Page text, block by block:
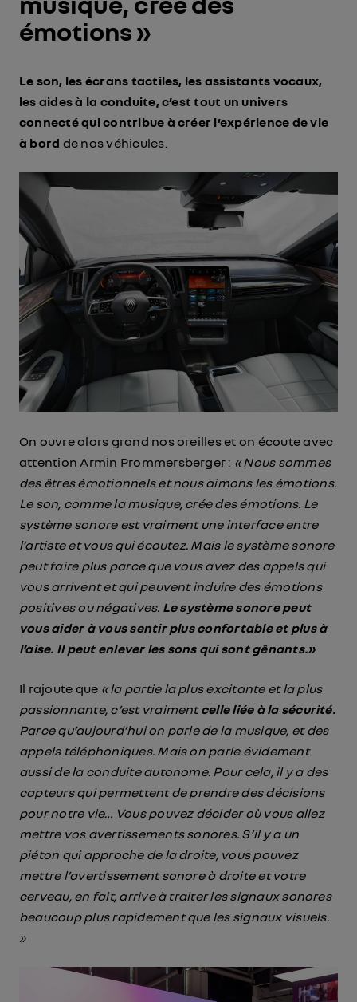
émotions »
Le son, les écrans tactiles, les assistants vocaux,
les aides à la conduite, c’est tout un univers
connecté qui contribue à créer l’expérience de vie
à bord de nos véhicules.
On ouvre alors grand nos oreilles et on écoute avec
attention Armin Prommersberger : « Nous sommes
des êtres émotionnels et nous aimons les émotions.
Le son, comme la musique, crée des émotions. Le
système sonore est vraiment une interface entre
l’artiste et vous qui écoutez. Mais le système sonore
peut faire plus parce que vous avez des appels qui
vous arrivent et qui peuvent induire des émotions
positives ou négatives. Le système sonore peut
vous aider à vous sentir plus confortable et plus à
l’aise. Il peut enlever les sons qui sont gênants.»
Il rajoute que « la partie la plus excitante et la plus
passionnante, c’est vraimentcelle liée à la sécurité.
Parce qu’aujourd’hui on parle de la musique, et des
appels téléphoniques. Mais on parle évidement
aussi de la conduite autonome. Pour cela, il y a des
capteurs qui permettent de prendre des décisions
pour notre vie… Vous pouvez décider où vous allez
mettre vos avertissements sonores. S’il y a un
piéton qui approche de la droite, vous pouvez
mettre l’avertissement sonore à droite et votre
cerveau, en fait, arrive à traiter les signaux sonores
beaucoup plus rapidement que les signaux visuels.
»